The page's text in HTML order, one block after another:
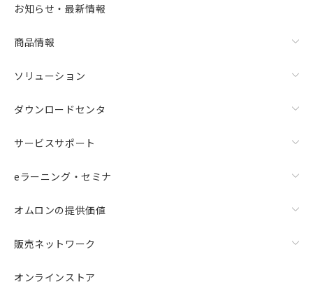
お知らせ・最新情報
商品情報
ソリューション
ダウンロードセンタ
サービスサポート
eラーニング・セミナ
オムロンの提供価値
販売ネットワーク
オンラインストア